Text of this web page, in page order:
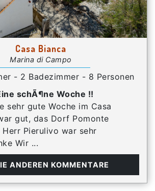
Casa Bianca
Marina di Campo
- 2 Badezimmer - 8 Personen
schÃ¶ne Woche !!
sehr gute Woche im Casa
gut, das Dorf Pomonte
Pierulivo war sehr
Wir ...
ANDEREN KOMMENTARE